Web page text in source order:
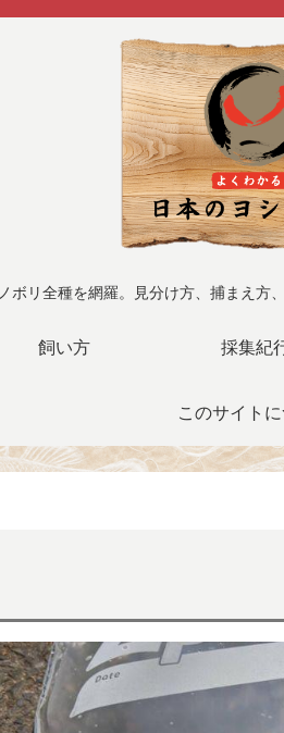
ボリ全種を網羅。見分け方、捕まえ方
飼い方 採集紀
このサイト